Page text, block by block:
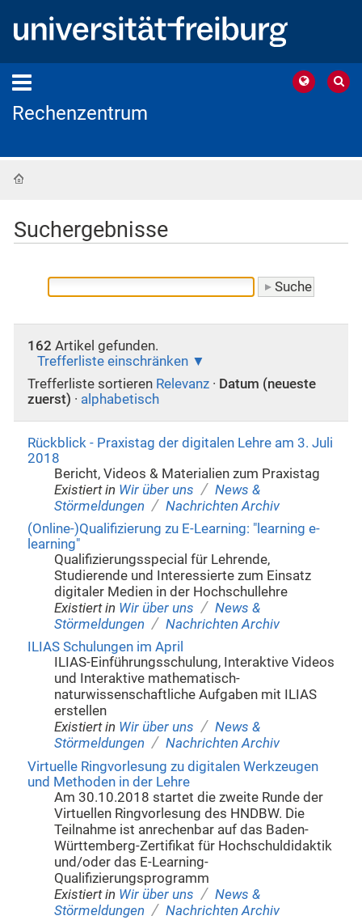
Rechenzentrum
Suchergebnisse
162 Artikel gefunden.
Trefferliste einschränken
Trefferliste sortieren Relevanz · Datum (neueste
zuerst) · alphabetisch
Rückblick - Praxistag der digitalen Lehre am 3. Juli
2018
Bericht, Videos & Materialien zum Praxistag
Existiert in Wir über uns / News &
Störmeldungen / Nachrichten Archiv
(Online-)Qualifizierung zu E-Learning: "learning e-
learning"
Qualifizierungsspecial für Lehrende,
Studierende und Interessierte zum Einsatz
digitaler Medien in der Hochschullehre
Existiert in Wir über uns / News &
Störmeldungen / Nachrichten Archiv
ILIAS Schulungen im April
ILIAS-Einführungsschulung, Interaktive Videos
und Interaktive mathematisch-
naturwissenschaftliche Aufgaben mit ILIAS
erstellen
Existiert in Wir über uns / News &
Störmeldungen / Nachrichten Archiv
Virtuelle Ringvorlesung zu digitalen Werkzeugen
und Methoden in der Lehre
Am 30.10.2018 startet die zweite Runde der
Virtuellen Ringvorlesung des HNDBW. Die
Teilnahme ist anrechenbar auf das Baden-
Württemberg-Zertifikat für Hochschuldidaktik
und/oder das E-Learning-
Qualifizierungsprogramm
Existiert in Wir über uns / News &
Störmeldungen / Nachrichten Archiv